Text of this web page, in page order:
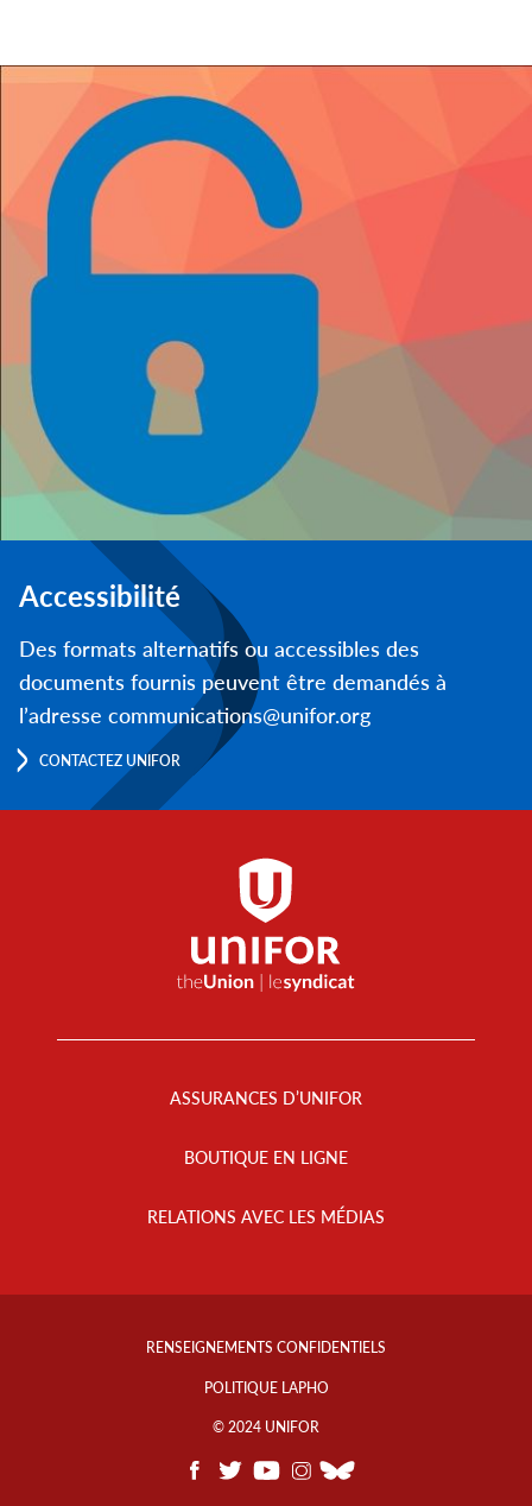
Accessibilité
Des formats alternatifs ou accessibles des
documents fournis peuvent être demandés à
l’adresse communications@unifor.org
CONTACTEZ UNIFOR
ASSURANCES D’UNIFOR
BOUTIQUE EN LIGNE
RELATIONS AVEC LES MÉDIAS
Footer
RENSEIGNEMENTS CONFIDENTIELS
POLITIQUE LAPHO
© 2024 UNIFOR